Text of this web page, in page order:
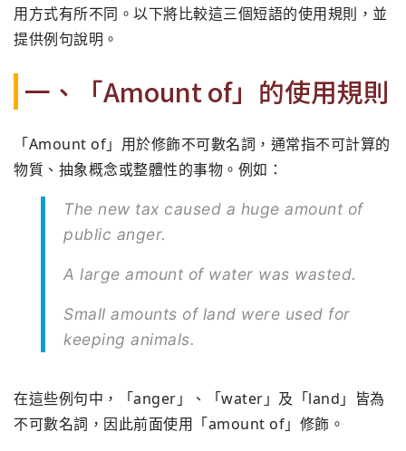
用方式有所不同。以下將比較這三個短語的使用規則，並
提供例句說明。
一、「Amount of」的使用規則
「Amount of」用於修飾不可數名詞，通常指不可計算的
物質、抽象概念或整體性的事物。例如：
The new tax caused a huge amount of
public anger.
A large amount of water was wasted.
Small amounts of land were used for
keeping animals.
在這些例句中，「anger」、「water」及「land」皆為
不可數名詞，因此前面使用「amount of」修飾。